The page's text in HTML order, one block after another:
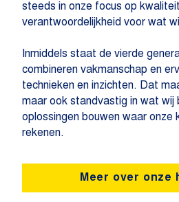
steeds in onze focus op
verantwoordelijkheid voor wat
Inmiddels staat de vierde
combineren vakmanschap en
technieken en inzichten. Dat
maar ook standvastig in wat wij
oplossingen bouwen waar onze
rekenen.
Meer over onze